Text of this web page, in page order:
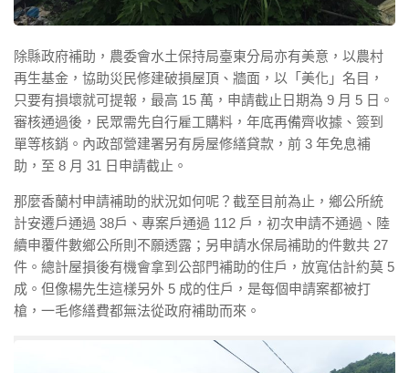
除縣政府補助，農委會水土保持局臺東分局亦有美意，以農村
再生基金，協助災民修建破損屋頂、牆面，以「美化」名目，
只要有損壞就可提報，最高 15 萬，申請截止日期為 9 月 5 日。
審核通過後，民眾需先自行雇工購料，年底再備齊收據、簽到
單等核銷。內政部營建署另有房屋修繕貸款，前 3 年免息補
助，至 8 月 31 日申請截止。
那麼香蘭村申請補助的狀況如何呢？截至目前為止，鄉公所統
計安遷戶通過 38戶、專案戶通過 112 戶，初次申請不通過、陸
續申覆件數鄉公所則不願透露；另申請水保局補助的件數共 27
件。總計屋損後有機會拿到公部門補助的住戶，放寬估計約莫 5
成。但像楊先生這樣另外 5 成的住戶，是每個申請案都被打
槍，一毛修繕費都無法從政府補助而來。